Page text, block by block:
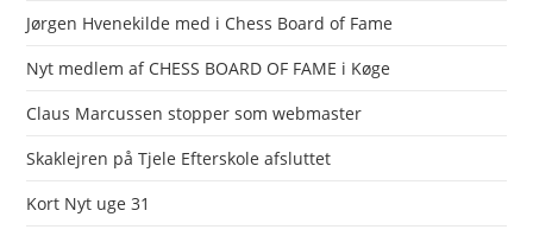
Jørgen Hvenekilde med i Chess Board of Fame
Nyt medlem af CHESS BOARD OF FAME i Køge
Claus Marcussen stopper som webmaster
Skaklejren på Tjele Efterskole afsluttet
Kort Nyt uge 31